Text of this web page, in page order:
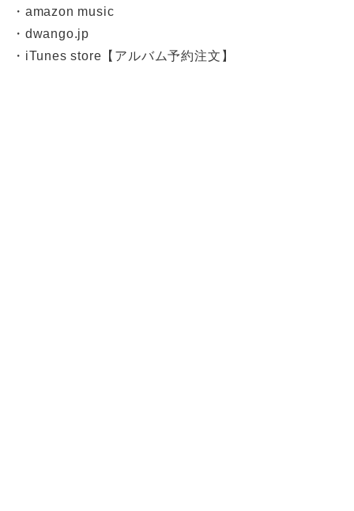
・amazon music
・dwango.jp
・iTunes store【アルバム予約注文】